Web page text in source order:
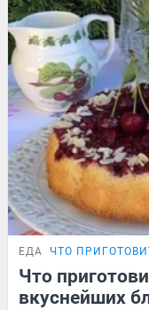
ЕДА ЧТО
Что
вкуснейших